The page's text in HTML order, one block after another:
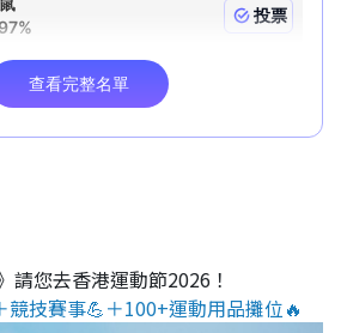
請您去香港運動節2026！
競技賽事💪＋100+運動用品攤位🔥